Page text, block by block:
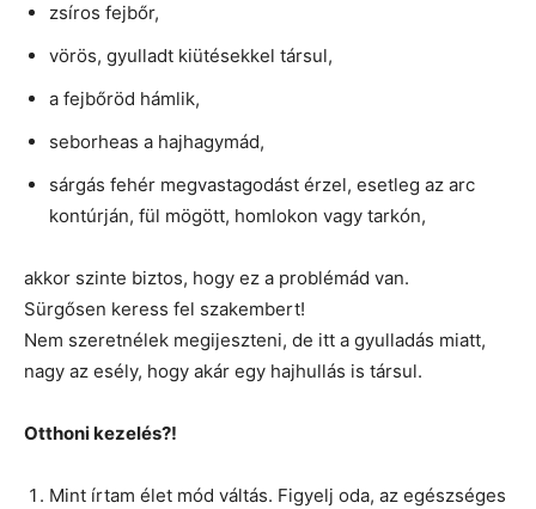
zsíros fejbőr,
vörös, gyulladt kiütésekkel társul,
a fejbőröd hámlik,
seborheas a hajhagymád,
sárgás fehér megvastagodást érzel, esetleg az arc
kontúrján, fül mögött, homlokon vagy tarkón,
akkor szinte biztos, hogy ez a problémád van.
Sürgősen keress fel szakembert!
Nem szeretnélek megijeszteni, de itt a gyulladás miatt,
nagy az esély, hogy akár egy hajhullás is társul.
Otthoni kezelés?!
Mint írtam élet mód váltás. Figyelj oda, az egészséges